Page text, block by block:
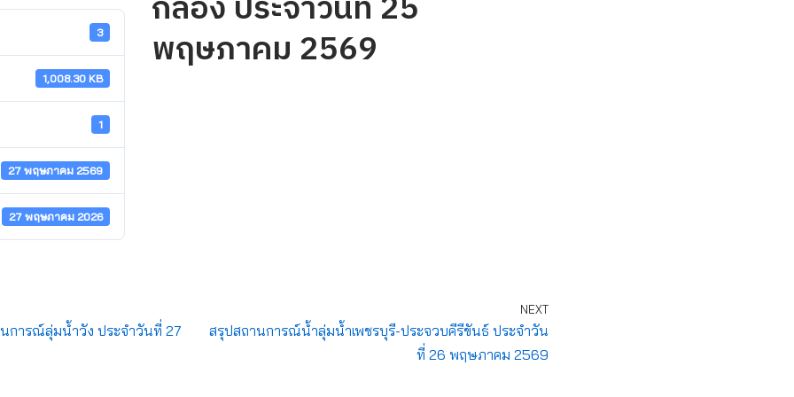
3
1,008.30 KB
1
27 พฤษภาคม 2569
27 พฤษภาคม 2026
พฤษภาคม 2569
การณ์ลุ่มน้ำวัง ประจำวันที่ 27
NEXT
สรุปสถานการณ์น้ำลุ่มน้ำเพชรบุรี-ประจวบคีรีขันธ์ ประจำวัน
ที่ 26 พฤษภาคม 2569